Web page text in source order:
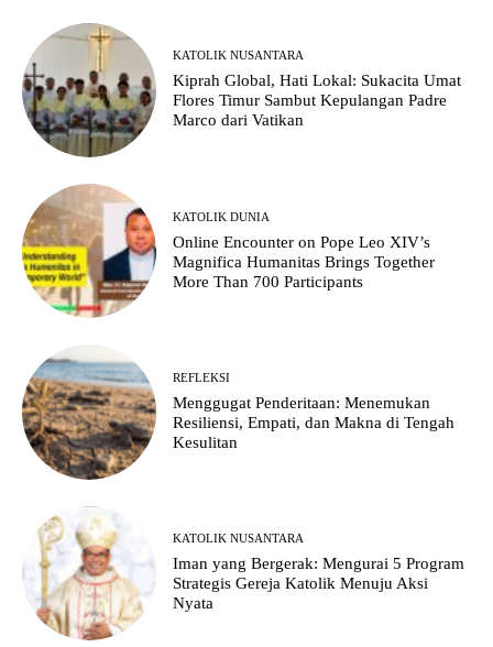
KATOLIK NUSANTARA
Kiprah Global, Hati Lokal: Sukacita Umat
Flores Timur Sambut Kepulangan Padre
Marco dari Vatikan
KATOLIK DUNIA
Online Encounter on Pope Leo XIV’s
Magnifica Humanitas Brings Together
More Than 700 Participants
REFLEKSI
Menggugat Penderitaan: Menemukan
Resiliensi, Empati, dan Makna di Tengah
Kesulitan
KATOLIK NUSANTARA
Iman yang Bergerak: Mengurai 5 Program
Strategis Gereja Katolik Menuju Aksi
Nyata